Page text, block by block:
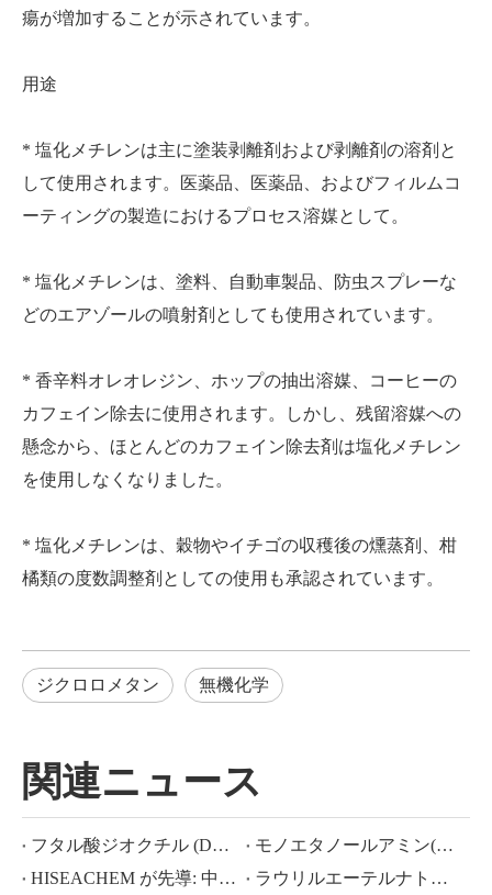
瘍が増加することが示されています。
用途
* 塩化メチレンは主に塗装剥離剤および剥離剤の溶剤と
して使用されます。医薬品、医薬品、およびフィルムコ
ーティングの製造におけるプロセス溶媒として。
* 塩化メチレンは、塗料、自動車製品、防虫スプレーな
どのエアゾールの噴射剤としても使用されています。
* 香辛料オレオレジン、ホップの抽出溶媒、コーヒーの
カフェイン除去に使用されます。しかし、残留溶媒への
懸念から、ほとんどのカフェイン除去剤は塩化メチレン
を使用しなくなりました。
* 塩化メチレンは、穀物やイチゴの収穫後の燻蒸剤、柑
橘類の度数調整剤としての使用も承認されています。
ジクロロメタン 無機化学
関連ニュース
フタル酸ジオクチル (DOP) CAS NO.:117-81-7
モノエタノールアミン(MEA)とは何ですか?
HISEACHEM が先導: 中国から酢酸、シュウ酸、硫酸、硝酸、苛性ソーダ、液体アルカリ、メタ重亜硫酸ナトリウムの輸出で最近成功
ラウリルエーテルナトリウム ラウリルエーテル硫酸ナトリウム(sles70%/aes 70%) CAS NO.: 68585-34-2sles70%/aes 70%) CAS NO.: 68585-34-2